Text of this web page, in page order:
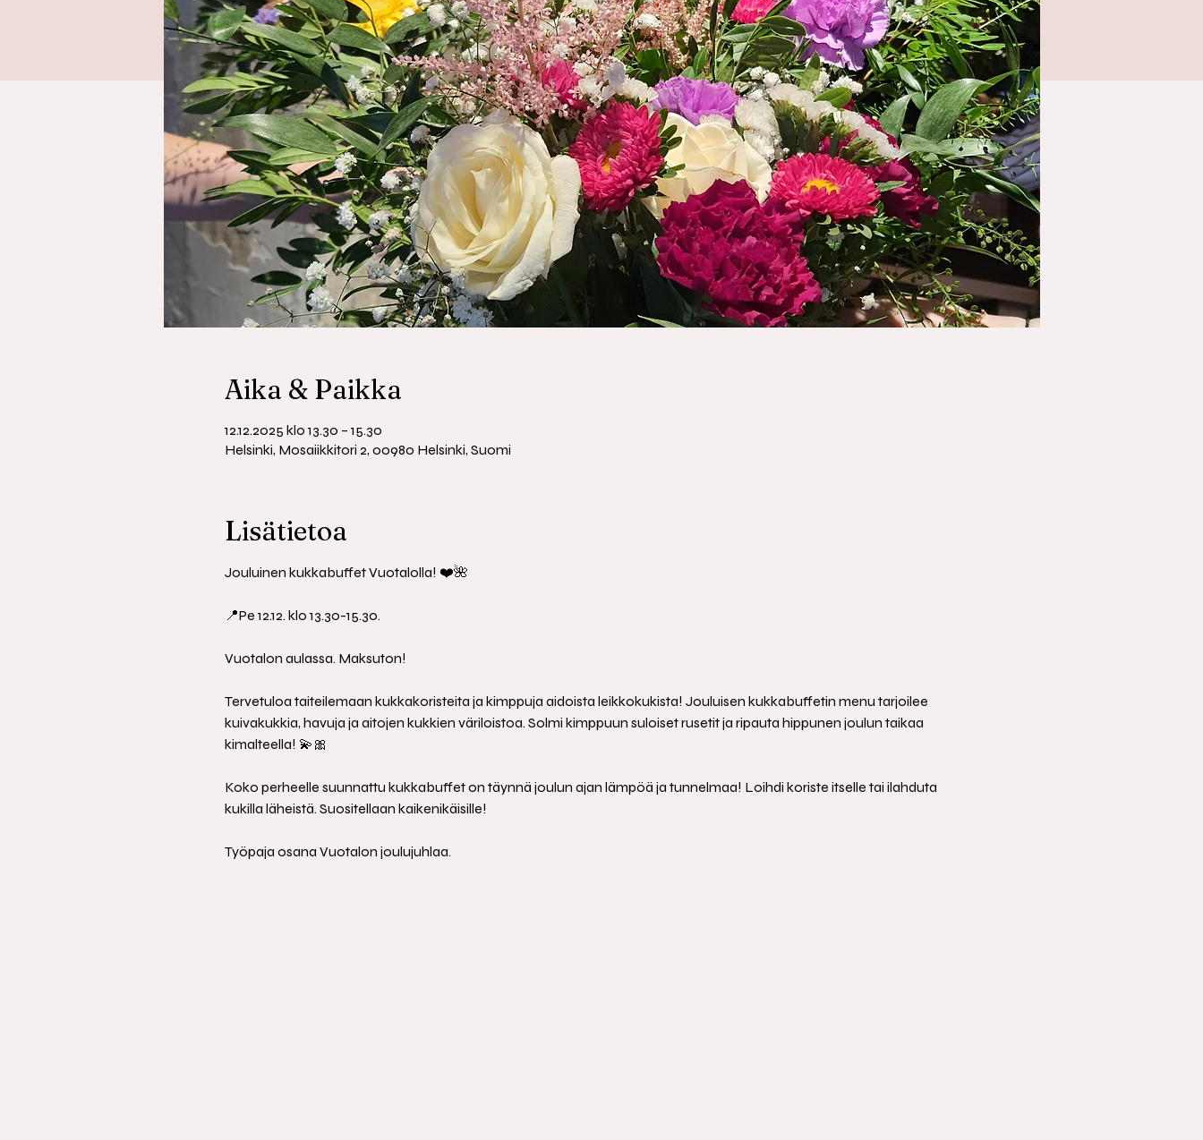
Aika & Paikka
12.12.2025 klo 13.30 – 15.30
Helsinki, Mosaiikkitori 2, 00980 Helsinki, Suomi
Lisätietoa
Jouluinen kukkabuffet Vuotalolla! ❤️🌺
📍Pe 12.12. klo 13.30-15.30.
Vuotalon aulassa. Maksuton!
Tervetuloa taiteilemaan kukkakoristeita ja kimppuja aidoista leikkokukista! Jouluisen kukkabuffetin menu tarjoilee
kuivakukkia, havuja ja aitojen kukkien väriloistoa. Solmi kimppuun suloiset rusetit ja ripauta hippunen joulun taikaa
kimalteella! 💫🎀
Koko perheelle suunnattu kukkabuffet on täynnä joulun ajan lämpöä ja tunnelmaa! Loihdi koriste itselle tai ilahduta
kukilla läheistä. Suositellaan kaikenikäisille!
Työpaja osana Vuotalon joulujuhlaa.